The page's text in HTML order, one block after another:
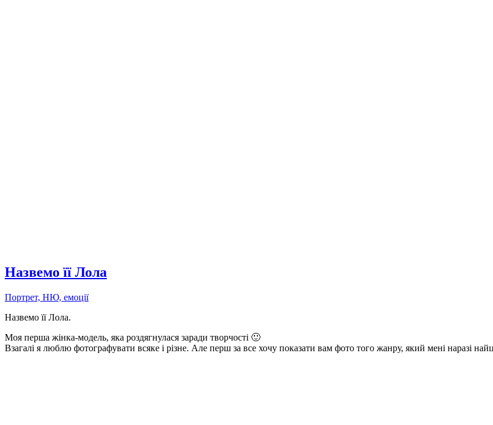
Назвемо її Лола
Портрет, НЮ, емоції
Назвемо її Лола.
Моя перша жінка-модель, яка роздягнулася заради творчості 🙂
Взагалі я люблю фотографувати всяке і різне. Але перш за все хочу показати вам фото того жанру, який мені наразі